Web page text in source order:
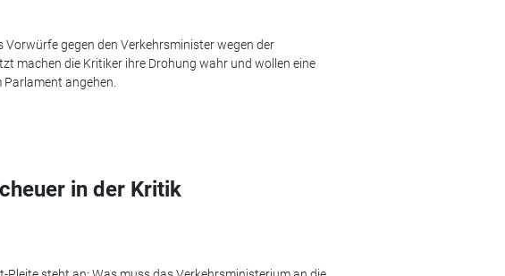
Vorwürfe gegen den Verkehrsminister wegen der
machen die Kritiker ihre Drohung wahr und wollen eine
angehen.
in der Kritik